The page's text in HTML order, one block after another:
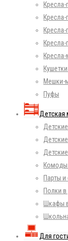
Кресла-
Кресла-
Кресла-
Кресла-
Мешки-
Пуфы
Детская
Комоды
Парты
Полки
Шкафы
Для